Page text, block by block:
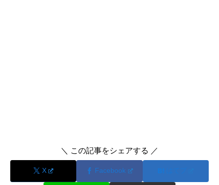
＼ この記事をシェアする ／
X Facebook